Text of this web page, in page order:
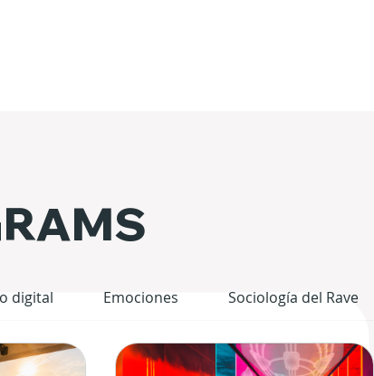
digital Emociones Sociología del Rave